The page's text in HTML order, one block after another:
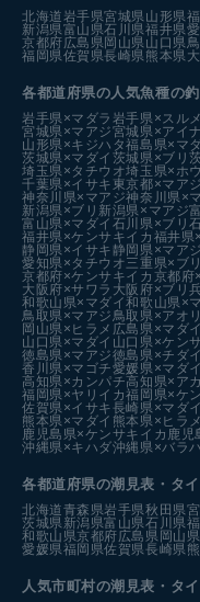
北海道 岩手県宮城県 山形県
新潟県富山県石川県福井県
京都府広島県岡山県 山口県
福岡県佐賀県長崎県 熊本県
各都道府県の人気魚種の
岩手県×マダラ 岩手県×スル
宮城県×マアジ宮城県×アイ
山形県×キジハタ福島県×マ
茨城県×マダイ 茨城県×ブリ
埼玉県×タチウオ埼玉県×ホ
千葉県×イサキ 東京都×マアジ
神奈川県×マアジ神奈川県×
新潟県×ブリ 新潟県×マアジ
富山県×マダイ 石川県×ブリ
福井県×ケンサキイカ 福井県
静岡県×イサキ静岡県×マアジ
愛知県×タチウオ三重県×ブリ
京都府×ケンサキイカ 京都府
大阪府×サワラ 大阪府×ブリ
和歌山県×マダイ和歌山県×
鳥取県×マアジ 鳥取県×アオ
岡山県×ヒラメ 広島県×マダイ
山口県×マダイ 山口県×ケン
徳島県×マアジ徳島県×チダイ
香川県×マゴチ愛媛県×マダイ
高知県×カンパチ高知県×ア
福岡県×ヤリイカ福岡県×ケ
佐賀県×イサキ長崎県×マダイ
熊本県×マダイ 熊本県×ヒラメ
鹿児島県×ケンサキイカ 鹿児
沖縄県×キハダ沖縄県×バラ
各都道府県の潮見表 ・タ
北海道青森県岩手県秋田県
茨城県 新潟県富山県石川県
和歌山県京都府広島県 岡山県
愛媛県福岡県佐賀県長崎県
人気市町村の潮見表・タ